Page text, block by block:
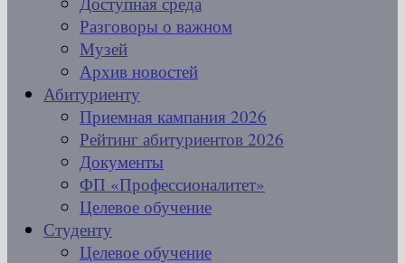
Разговоры о важном
Музей
Архив новостей
Абитуриенту
Приемная кампания 2026
Рейтинг абитуриентов 2026
Документы
ФП «Профессионалитет»
Целевое обучение
Студенту
Целевое обучение